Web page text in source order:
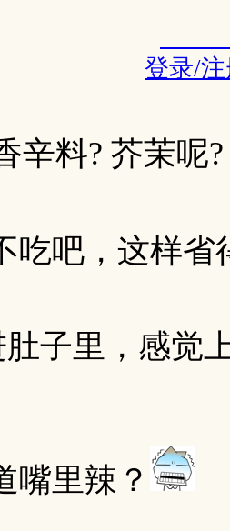
登录/
辛料? 芥茉呢?
吃吧，这样省
肚子里，感觉
嘴里辣？